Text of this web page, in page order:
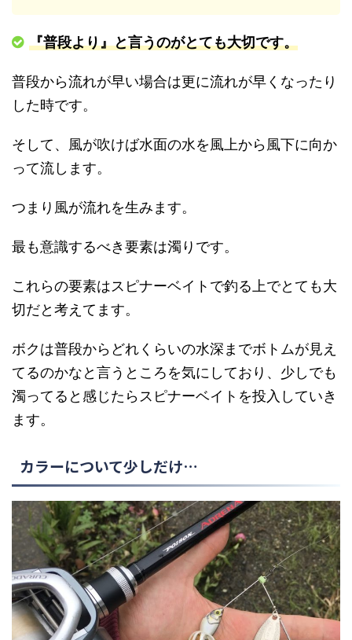
『普段より』と言うのがとても大切です。
普段から流れが早い場合は更に流れが早くなったり
した時です。
そして、風が吹けば水面の水を風上から風下に向か
って流します。
つまり風が流れを生みます。
最も意識するべき要素は濁りです。
これらの要素はスピナーベイトで釣る上でとても大
切だと考えてます。
ボクは普段からどれくらいの水深までボトムが見え
てるのかなと言うところを気にしており、少しでも
濁ってると感じたらスピナーベイトを投入していき
ます。
カラーについて少しだけ…